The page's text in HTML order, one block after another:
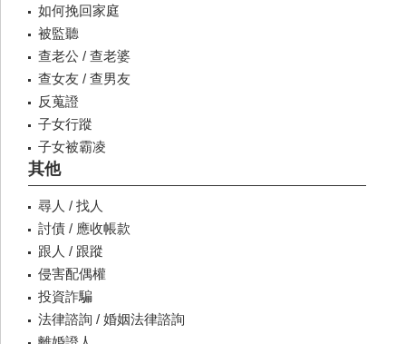
如何挽回家庭
被監聽
查老公 / 查老婆
查女友 / 查男友
反蒐證
子女行蹤
子女被霸凌
其他
尋人 / 找人
討債 / 應收帳款
跟人 / 跟蹤
侵害配偶權
投資詐騙
法律諮詢 / 婚姻法律諮詢